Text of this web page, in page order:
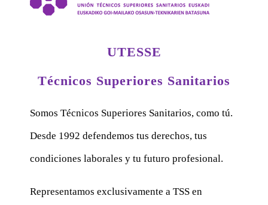
UTESSE
Técnicos Superiores Sanitarios
Somos Técnicos Superiores Sanitarios, como tú.
Desde 1992 defendemos tus derechos, tus
condiciones laborales y tu futuro profesional.
Representamos exclusivamente a TSS en